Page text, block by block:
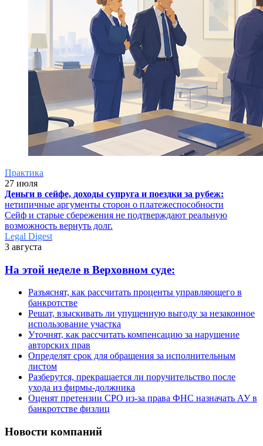
Практика
27 июля
Деньги в сейфе, доходы супруга и поездки за рубеж:
нетипичные аргументы сторон о платежеспособности
Сейф и старые сбережения не подтверждают реальную
возможность вернуть долг.
Legal Digest
3 августа
На этой неделе в Верховном суде:
Разъяснят, как рассчитать проценты управляющего в
банкротстве
Решат, взыскивать ли упущенную выгоду за незаконное
использование участка
Уточнят, как рассчитать компенсацию за нарушение
авторских прав
Определят срок для обращения за исполнительным
листом
Разберутся, прекращается ли поручительство после
ухода из фирмы-должника
Оценят претензии СРО из-за права ФНС назначать АУ в
банкротстве физлиц
Новости компаний